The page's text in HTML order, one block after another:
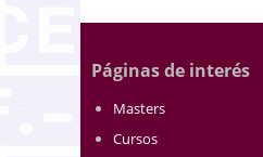
Páginas de interés
Masters
Cursos